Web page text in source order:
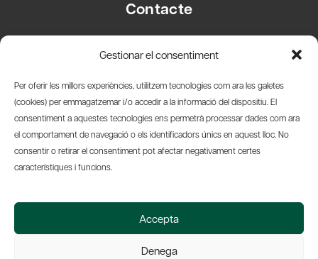
Gestionar el consentiment
Per oferir les millors experiències, utilitzem tecnologies com ara les galetes
(cookies) per emmagatzemar i/o accedir a la informació del dispositiu. El
consentiment a aquestes tecnologies ens permetrà processar dades com ara
el comportament de navegació o els identificadors únics en aquest lloc. No
consentir o retirar el consentiment pot afectar negativament certes
característiques i funcions.
Accepta
Denega
Contacte
08003 Barcelona
info@amicsdelpais.com
Suscripció Newsletter
© 2026 Societat Econòmica Barcelonesa d'Amics del País